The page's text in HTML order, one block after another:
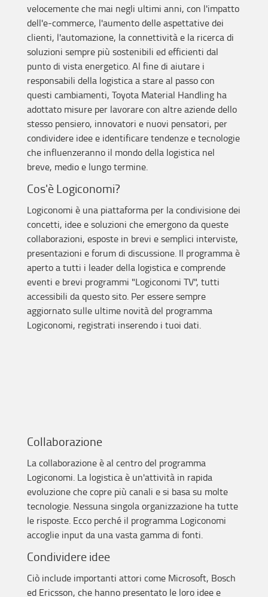
velocemente che mai negli ultimi anni, con l'impatto
dell'e-commerce, l'aumento delle aspettative dei
clienti, l'automazione, la connettività e la ricerca di
soluzioni sempre più sostenibili ed efficienti dal
punto di vista energetico. Al fine di aiutare i
responsabili della logistica a stare al passo con
questi cambiamenti, Toyota Material Handling ha
adottato misure per lavorare con altre aziende dello
stesso pensiero, innovatori e nuovi pensatori, per
condividere idee e identificare tendenze e tecnologie
che influenzeranno il mondo della logistica nel
breve, medio e lungo termine.
Cos'è Logiconomi?
Logiconomi è una piattaforma per la condivisione dei
concetti, idee e soluzioni che emergono da queste
collaborazioni, esposte in brevi e semplici interviste,
presentazioni e forum di discussione. Il programma è
aperto a tutti i leader della logistica e comprende
eventi e brevi programmi "Logiconomi TV", tutti
accessibili da questo sito. Per essere sempre
aggiornato sulle ultime novità del programma
Logiconomi, registrati inserendo i tuoi dati.
Collaborazione
La collaborazione è al centro del programma
Logiconomi. La logistica è un'attività in rapida
evoluzione che copre più canali e si basa su molte
tecnologie. Nessuna singola organizzazione ha tutte
le risposte. Ecco perché il programma Logiconomi
accoglie input da una vasta gamma di fonti.
Condividere idee
Ciò include importanti attori come Microsoft, Bosch
ed Ericsson, che hanno presentato le loro idee e